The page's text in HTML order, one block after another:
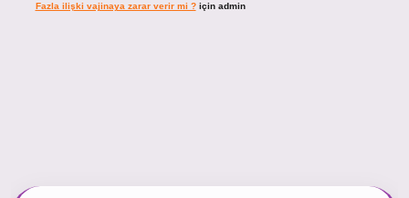
Fazla ilişki vajinaya zarar verir mi ?için admin